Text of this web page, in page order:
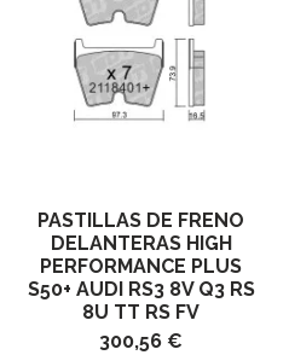
PASTILLAS DE FRENO
DELANTERAS HIGH
PERFORMANCE PLUS
S50+ AUDI RS3 8V Q3 RS
8U TT RS FV
300,56 €